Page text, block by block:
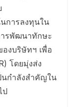
การลงทุนใน
รพัฒนาทักษะ
งบริษัทฯ เพื่อ
โดยมุ่งส่ง
นกำลังสำคัญใน
ป